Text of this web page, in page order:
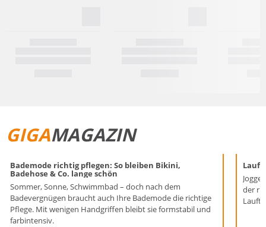
GIGAMAGAZIN
Bademode richtig pflegen: So bleiben Bikini,
Badehose & Co. lange schön
Sommer, Sonne, Schwimmbad – doch nach dem
Badevergnügen braucht auch Ihre Bademode die richtige
Pflege. Mit wenigen Handgriffen bleibt sie formstabil und
farbintensiv.
der